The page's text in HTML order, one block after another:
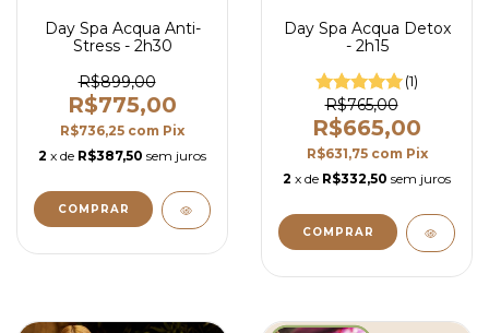
Day Spa Acqua Anti-
Stress - 2h30
R$899,00
R$775,00
R$736,25 com Pix
2 x de R$387,50 sem juros
Day Spa Acqua Detox
- 2h15
(1)
R$765,00
R$665,00
R$631,75 com Pix
2 x de R$332,50 sem juros